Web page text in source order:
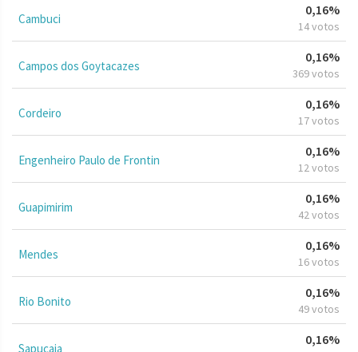
Cambuci
0,16%
14 votos
Campos dos Goytacazes
0,16%
369 votos
Cordeiro
0,16%
17 votos
Engenheiro Paulo de Frontin
0,16%
12 votos
Guapimirim
0,16%
42 votos
Mendes
0,16%
16 votos
Rio Bonito
0,16%
49 votos
Sapucaia
0,16%